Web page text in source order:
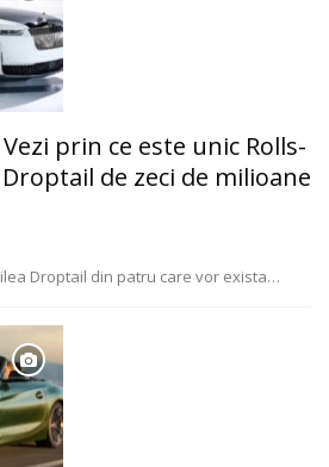
prin ce este unic Rolls-
de zeci de milioane
Droptail din patru care vor exista…